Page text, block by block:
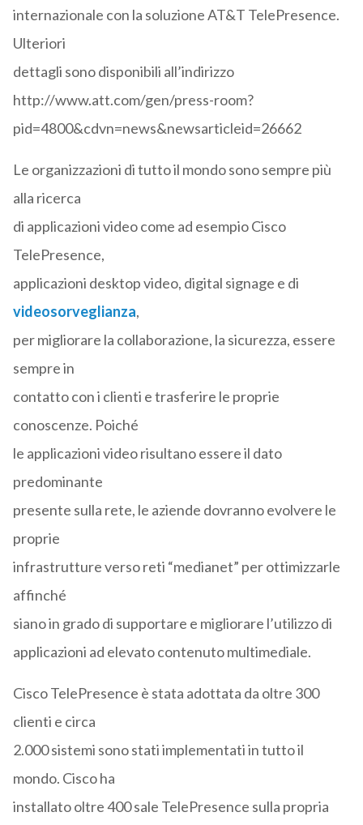
internazionale con la soluzione AT&T TelePresence.
Ulteriori
dettagli sono disponibili all’indirizzo
http://www.att.com/gen/press-room?
pid=4800&cdvn=news&newsarticleid=26662
Le organizzazioni di tutto il mondo sono sempre più
alla ricerca
di applicazioni video come ad esempio Cisco
TelePresence,
applicazioni desktop video, digital signage e di
videosorveglianza,
per migliorare la collaborazione, la sicurezza, essere
sempre in
contatto con i clienti e trasferire le proprie
conoscenze. Poiché
le applicazioni video risultano essere il dato
predominante
presente sulla rete, le aziende dovranno evolvere le
proprie
infrastrutture verso reti “medianet” per ottimizzarle
affinché
siano in grado di supportare e migliorare l’utilizzo di
applicazioni ad elevato contenuto multimediale.
Cisco TelePresence è stata adottata da oltre 300
clienti e circa
2.000 sistemi sono stati implementati in tutto il
mondo. Cisco ha
installato oltre 400 sale TelePresence sulla propria